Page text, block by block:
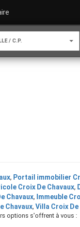
/ C.P.
, Portail immobilier
Croix De Chavaux,
Chavaux, Immeuble
Chavaux, Villa Croix De
options s'offrent à vous :